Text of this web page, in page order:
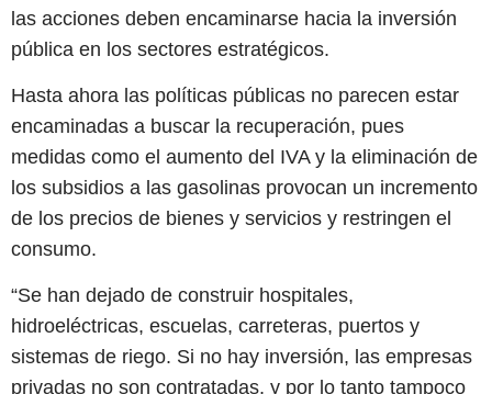
las acciones deben encaminarse hacia la inversión
pública en los sectores estratégicos.
Hasta ahora las políticas públicas no parecen estar
encaminadas a buscar la recuperación, pues
medidas como el aumento del IVA y la eliminación de
los subsidios a las gasolinas provocan un incremento
de los precios de bienes y servicios y restringen el
consumo.
“Se han dejado de construir hospitales,
hidroeléctricas, escuelas, carreteras, puertos y
sistemas de riego. Si no hay inversión, las empresas
privadas no son contratadas, y por lo tanto tampoco